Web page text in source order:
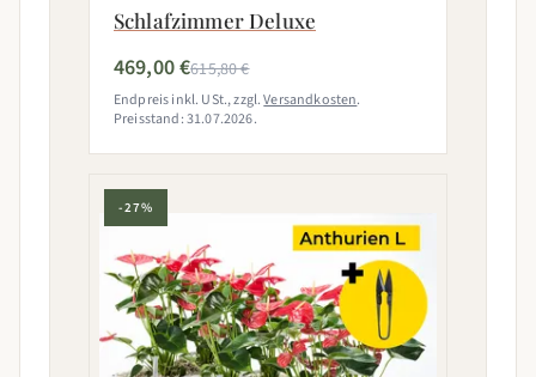
Schlafzimmer Deluxe
469,00 €615,80 €
Endpreis inkl. USt., zzgl.Versandkosten.
Preisstand: 31.07.2026.
-27%